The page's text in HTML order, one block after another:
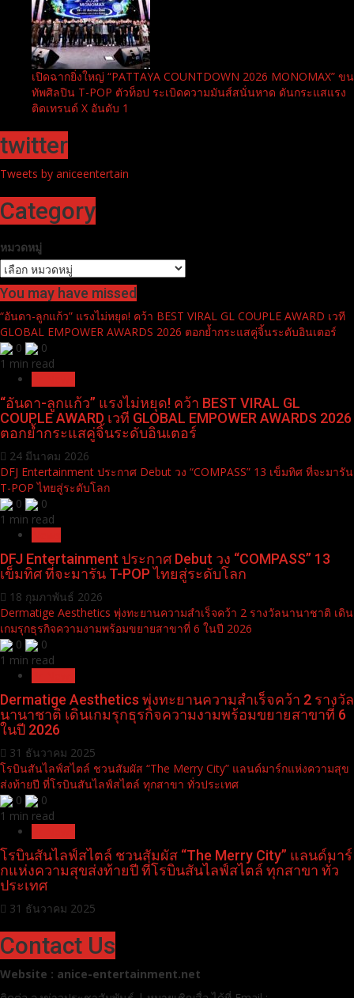
เปิดฉากยิ่งใหญ่ “PATTAYA COUNTDOWN 2026 MONOMAX” ขน
ทัพศิลปิน T-POP ตัวท็อป ระเบิดความมันส์สนั่นหาด ดันกระแสแรง
ติดเทรนด์ X อันดับ 1
twitter
Tweets by aniceentertain
Category
หมวดหมู่
You may have missed
“อันดา-ลูกแก้ว” แรงไม่หยุด! คว้า BEST VIRAL GL COUPLE AWARD เวที
GLOBAL EMPOWER AWARDS 2026 ตอกย้ำกระแสคู่จิ้นระดับอินเตอร์
0
0
1 min read
“อันดา-ลูกแก้ว” แรงไม่หยุด! คว้า BEST VIRAL GL
COUPLE AWARD เวที GLOBAL EMPOWER AWARDS 2026
ตอกย้ำกระแสคู่จิ้นระดับอินเตอร์
24 มีนาคม 2026
DFJ Entertainment ประกาศ Debut วง “COMPASS” 13 เข็มทิศ ที่จะมารัน
T-POP ไทยสู่ระดับโลก
0
0
1 min read
DFJ Entertainment ประกาศ Debut วง “COMPASS” 13
เข็มทิศ ที่จะมารัน T-POP ไทยสู่ระดับโลก
18 กุมภาพันธ์ 2026
Dermatige Aesthetics พุ่งทะยานความสำเร็จคว้า 2 รางวัลนานาชาติ เดิน
เกมรุกธุรกิจความงามพร้อมขยายสาขาที่ 6 ในปี 2026
0
0
1 min read
Dermatige Aesthetics พุ่งทะยานความสำเร็จคว้า 2 รางวัล
นานาชาติ เดินเกมรุกธุรกิจความงามพร้อมขยายสาขาที่ 6
ในปี 2026
31 ธันวาคม 2025
โรบินสันไลฟ์สไตล์ ชวนสัมผัส “The Merry City” แลนด์มาร์กแห่งความสุข
ส่งท้ายปี ที่โรบินสันไลฟ์สไตล์ ทุกสาขา ทั่วประเทศ
0
0
1 min read
โรบินสันไลฟ์สไตล์ ชวนสัมผัส “The Merry City” แลนด์มาร์
กแห่งความสุขส่งท้ายปี ที่โรบินสันไลฟ์สไตล์ ทุกสาขา ทั่ว
ประเทศ
31 ธันวาคม 2025
Contact Us
Website : anice-entertainment.net